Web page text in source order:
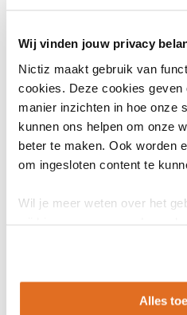
Wij vinden jouw privacy
Nictiz maakt gebruik van
cookies. Deze cookies geven
manier inzichten in hoe onze
kunnen ons helpen om onze
beter te maken. Ook worden
om ingesloten content te
Wil je meer weten over het
Alles
Ontdek wat er mogelijk
Wij geloven dat goede
essentiële rol speelt in het